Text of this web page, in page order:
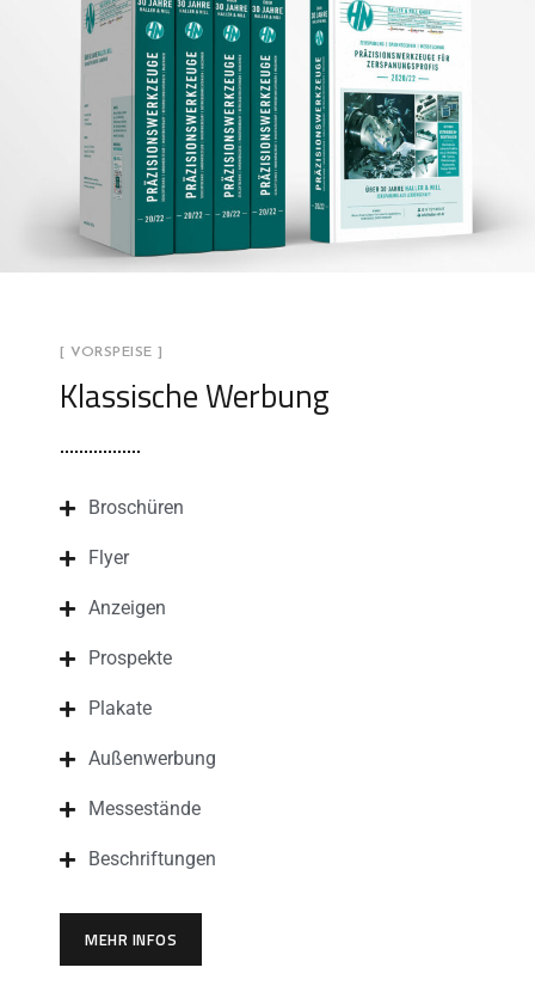
[ VORSPEISE ]
Klassische Werbung
Broschüren
Flyer
Anzeigen
Prospekte
Plakate
Außenwerbung
Messestände
Beschriftungen
MEHR INFOS